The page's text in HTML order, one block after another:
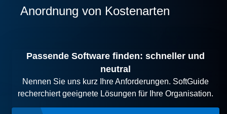
Anordnung von Kostenarten
Passende Software finden: schneller und
neutral
Nennen Sie uns kurz Ihre Anforderungen. SoftGuide
recherchiert geeignete Lösungen für Ihre Organisation.